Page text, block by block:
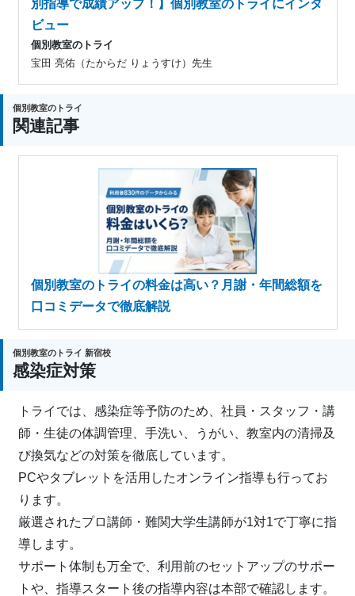
別指導で成績アップ！】個別教室のトライにインタ
ビュー
個別教室のトライ
宝田 亮佑（たからだ りょうすけ）先生
個別教室のトライ
関連記事
個別教室のトライの料金は高い？月謝・年間総額を
口コミデータで徹底解説
個別教室のトライ 新宿校
感染症対策
トライでは、感染症等予防のため、社員・スタッフ・講
師・生徒の体調管理、手洗い、うがい、教室内の清掃及
び換気などの対策を徹底しています。
PCやタブレットを活用したオンライン指導も行ってお
ります。
厳選されたプロ講師・難関大学生講師が1対1で丁寧に指
導します。
サポート体制も万全で、利用前のセットアップのサポー
トや、指導スタート後の指導内容は本部で確認します。